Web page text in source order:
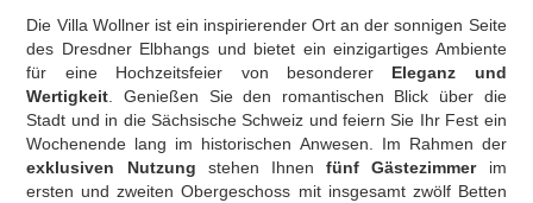
Die Villa Wollner ist ein inspirierender Ort an der sonnigen Seite
des Dresdner Elbhangs und bietet ein einzigartiges Ambiente
für eine Hochzeitsfeier von besonderer Eleganz und
Wertigkeit . Genießen Sie den romantischen Blick über die
Stadt und in die Sächsische Schweiz und feiern Sie Ihr Fest ein
Wochenende lang im historischen Anwesen. Im Rahmen der
exklusiven Nutzung stehen Ihnenfünf Gästezimmerim
ersten und zweiten Obergeschoss mit insgesamt zwölf Betten